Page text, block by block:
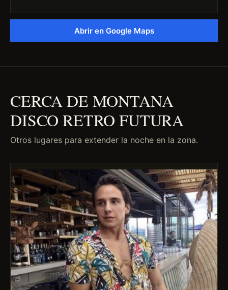
Abrir en Google Maps
CERCA DE MONTANA
DISCO RETRO FUTURA
Otros lugares para extender la noche en la zona.